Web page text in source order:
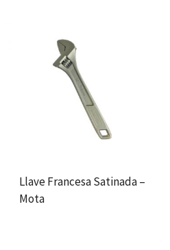
Llave Francesa Satinada –
Mota